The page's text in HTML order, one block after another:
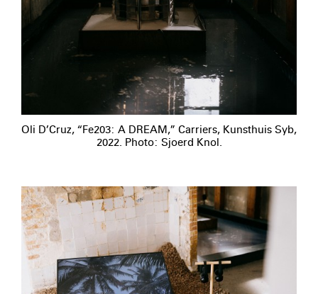
Oli D’Cruz, “Fe203: A DREAM,” Carriers, Kunsthuis Syb,
2022. Photo: Sjoerd Knol.